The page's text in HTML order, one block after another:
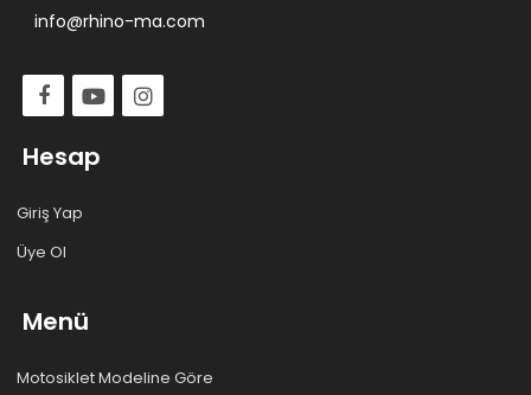
info@rhino-ma.com
Hesap
Giriş Yap
Üye Ol
Menü
Motosiklet Modeline Göre